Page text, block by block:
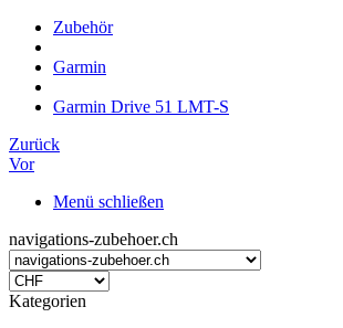
Zubehör
Garmin
Garmin Drive 51 LMT-S
Zurück
Vor
Menü schließen
navigations-zubehoer.ch
Kategorien